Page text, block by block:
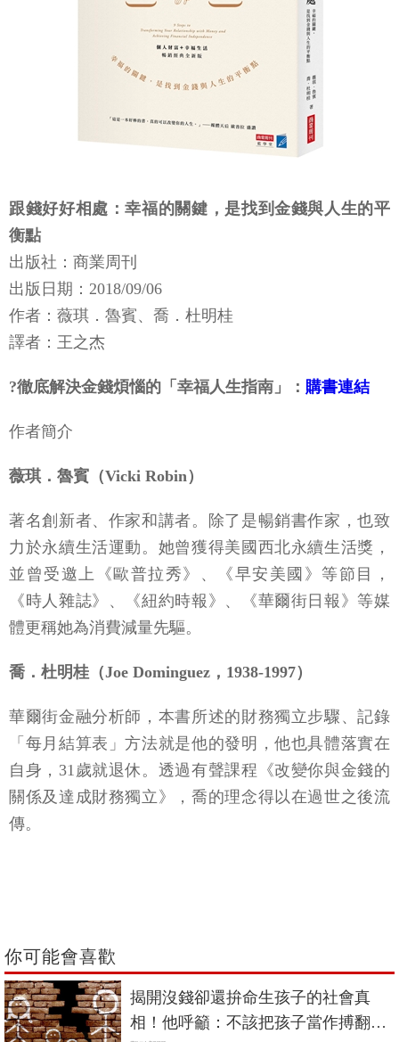
跟錢好好相處：幸福的關鍵，是找到金錢與人生的平
衡點
出版社：商業周刊
出版日期：2018/09/06
作者：薇琪．魯賓、喬．杜明桂
譯者：王之杰
?徹底解決金錢煩惱的「幸福人生指南」： 購書連結
作者簡介
薇琪．魯賓（Vicki Robin）
著名創新者、作家和講者。除了是暢銷書作家，也致
力於永續生活運動。她曾獲得美國西北永續生活獎，
並曾受邀上《歐普拉秀》、《早安美國》等節目，
《時人雜誌》、《紐約時報》、《華爾街日報》等媒
體更稱她為消費減量先驅。
喬．杜明桂（Joe Dominguez，1938-1997）
華爾街金融分析師，本書所述的財務獨立步驟、記錄
「每月結算表」方法就是他的發明，他也具體落實在
自身，31歲就退休。透過有聲課程《改變你與金錢的
關係及達成財務獨立》，喬的理念得以在過世之後流
傳。
你可能會喜歡
揭開沒錢卻還拚命生孩子的社會真
相！他呼籲：不該把孩子當作搏翻身